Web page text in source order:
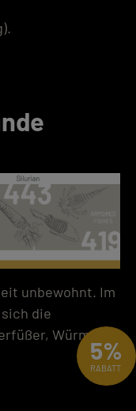
unbewohnt. Im
die
Würmer,
5%
RABATT